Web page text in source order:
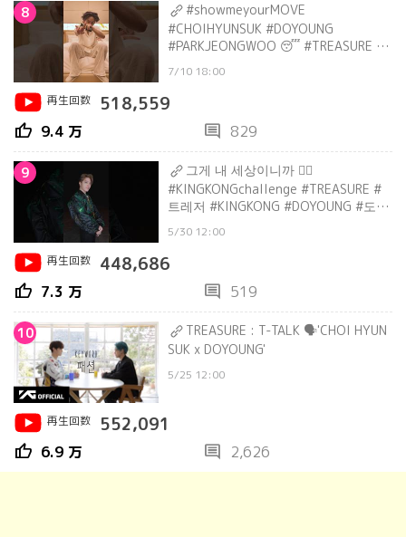
8
#showmeyourMOVE
#CHOIHYUNSUK #DOYOUNG
#PARKJEONGWOO 😴 #TREASURE #
#MOVEchallenge
7/10 18:00
再生回数
518,559
thumb_up 9.4 万 comment 829
9
그게 내 세상이니까 ❤️‍🔥
#KINGKONGchallenge #TREASURE #
트레저 #KINGKONG #DOYOUNG #도영
5/30 12:00
再生回数
448,686
thumb_up 7.3 万 comment 519
10
TREASURE : T-TALK 🗣'CHOI HYUN
SUK x DOYOUNG'
5/25 12:00
再生回数 552,091
thumb_up 6.9 万 comment 2,626